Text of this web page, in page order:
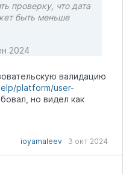
проверку, что дата
быть меньше
2024
валидацию
platform/user-
но видел как
ioyamaleev 3 окт 2024